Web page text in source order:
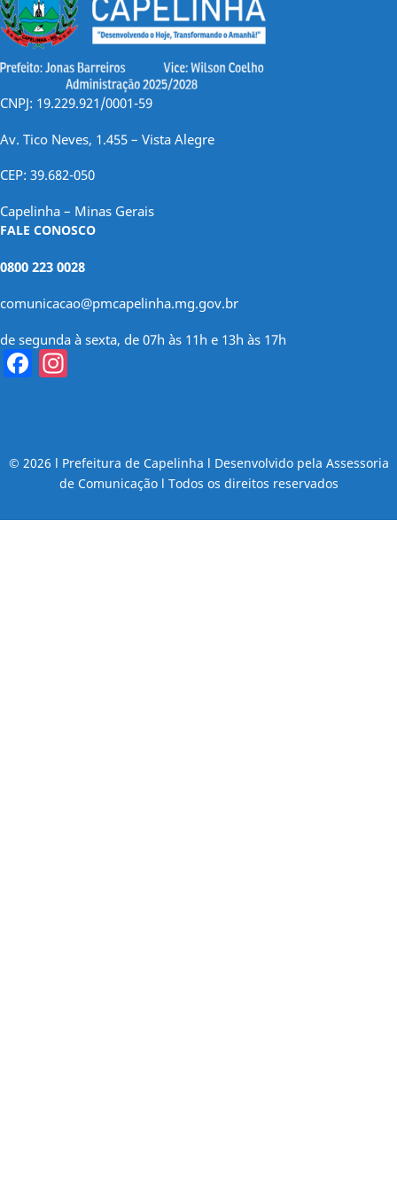
CNPJ: 19.229.921/0001-59
Av. Tico Neves, 1.455 – Vista Alegre
CEP: 39.682-050
Capelinha – Minas Gerais
FALE CONOSCO
0800 223 0028
comunicacao@pmcapelinha.mg.gov.br
de segunda à sexta, de 07h às 11h e 13h às 17h
Facebook
© 2026 l Prefeitura de Capelinha l Desenvolvido pela Assessoria
de Comunicação l Todos os direitos reservados